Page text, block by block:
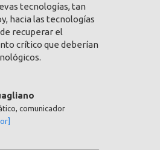
tecnologías, tan
hacia las tecnologías
recuperar el
crítico que deberían
comunicador